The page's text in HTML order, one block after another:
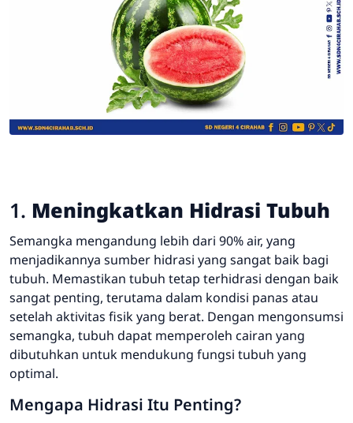
1. Meningkatkan Hidrasi Tubuh
Semangka mengandung lebih dari 90% air, yang
menjadikannya sumber hidrasi yang sangat baik bagi
tubuh. Memastikan tubuh tetap terhidrasi dengan baik
sangat penting, terutama dalam kondisi panas atau
setelah aktivitas fisik yang berat. Dengan mengonsumsi
semangka, tubuh dapat memperoleh cairan yang
dibutuhkan untuk mendukung fungsi tubuh yang
optimal.
Mengapa Hidrasi Itu Penting?